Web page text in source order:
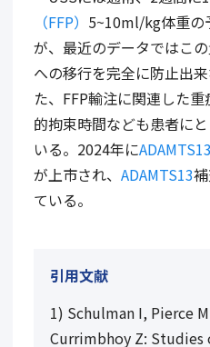
（FFP） 5~10ml/kg体重の
が、最近のデータではこ
への移行を完全に防止出
た、FFP輸注に関連した
的拘束時間なども患者に
いる。2024年にADAMTS13
が上市され、 ADAMTS13
ている。
引用文献
1) Schulman I, Pierce
Currimbhoy Z: